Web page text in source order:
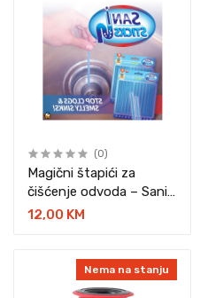
(0)
Magični štapići za
čišćenje odvoda – Sani
sticks 24 komada
12,00 KM
Nema na stanju